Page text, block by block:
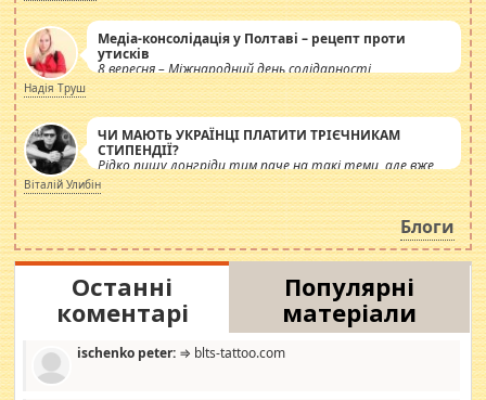
Медіа-консолідація у Полтаві – рецепт проти
утисків
8 вересня – Міжнародний день солідарності
журналістів.
Надія Труш
ЧИ МАЮТЬ УКРАЇНЦІ ПЛАТИТИ ТРІЄЧНИКАМ
СТИПЕНДІЇ?
Рідко пишу лонгріди тим паче на такі теми, але вже
просто дістало! Обурюють сьогоднішні інсенуації
навколо стипендіального питання. Штучно
роздувається ще одна соціальна катастрофа.
Віталій Улибін
Блоги
Останні
коментарі
Популярні
матеріали
ischenko peter: ⇒ blts-tattoo.com